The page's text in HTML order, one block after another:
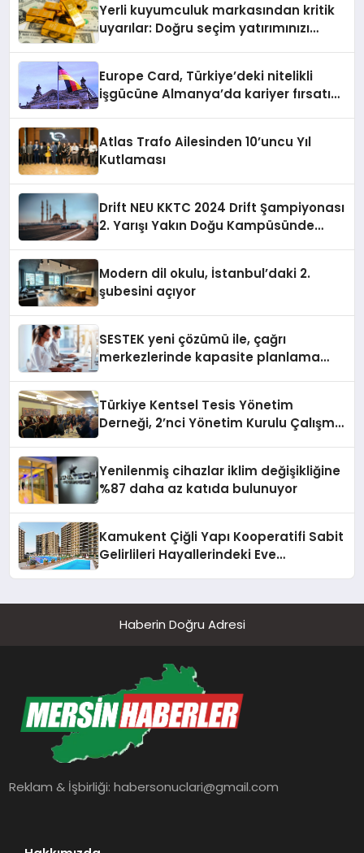
Yerli kuyumculuk markasından kritik
uyarılar: Doğru seçim yatırımınızı
Europe Card, Türkiye’deki nitelikli
işgücüne Almanya’da kariyer fırsatı
Atlas Trafo Ailesinden 10’uncu Yıl
Kutlaması
Drift NEU KKTC 2024 Drift Şampiyonası
2. Yarışı Yakın Doğu Kampüsünde
Modern dil okulu, İstanbul’daki 2.
şubesini açıyor
SESTEK yeni çözümü ile, çağrı
merkezlerinde kapasite planlama
Türkiye Kentsel Tesis Yönetim
Derneği, 2’nci Yönetim Kurulu Çalışma
Yenilenmiş cihazlar iklim değişikliğine
%87 daha az katıda bulunuyor
Kamukent Çiğli Yapı Kooperatifi Sabit
Gelirlileri Hayallerindeki Eve
Haberin Doğru Adresi
Reklam & İşbirliği:habersonuclari@gmail.com